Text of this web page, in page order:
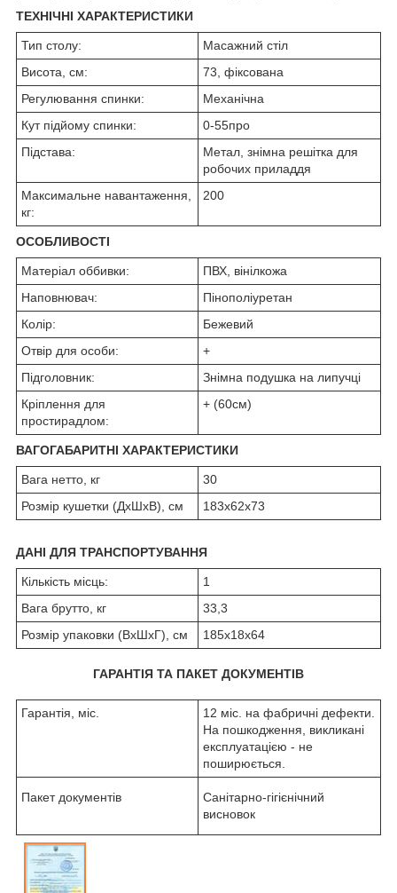
ТЕХНІЧНІ ХАРАКТЕРИСТИКИ
Тип столу:
Масажний стіл
Висота, см:
73, фіксована
Регулювання спинки:
Механічна
Кут підйому спинки:
0-55про
Підстава:
Метал, знімна решітка для
робочих приладдя
Максимальне навантаження,
кг:
200
ОСОБЛИВОСТІ
Матеріал оббивки:
ПВХ, вінілкожа
Наповнювач:
Пінополіуретан
Колір:
Бежевий
Отвір для особи:
+
Підголовник:
Знімна подушка на липучці
Кріплення для
простирадлом:
+ (60см)
ВАГОГАБАРИТНІ ХАРАКТЕРИСТИКИ
Вага нетто, кг
30
Розмір кушетки (ДхШхВ), см
183х62х73
ДАНІ ДЛЯ ТРАНСПОРТУВАННЯ
Кількість місць:
1
Вага брутто, кг
33,3
Розмір упаковки (ВхШхГ), см
185х18х64
ГАРАНТІЯ ТА ПАКЕТ ДОКУМЕНТІВ
Гарантія, міс.
12 міс. на фабричні дефекти.
На пошкодження, викликані
експлуатацією - не
поширюється.
Пакет документів
Санітарно-гігієнічний
висновок